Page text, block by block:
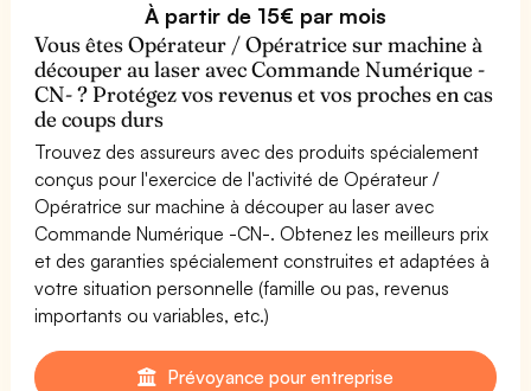
À partir de 15€ par mois
Vous êtes Opérateur / Opératrice sur machine à
découper au laser avec Commande Numérique -
CN- ? Protégez vos revenus et vos proches en cas
de coups durs
Trouvez des assureurs avec des produits spécialement
conçus pour l'exercice de l'activité de Opérateur /
Opératrice sur machine à découper au laser avec
Commande Numérique -CN-. Obtenez les meilleurs prix
et des garanties spécialement construites et adaptées à
votre situation personnelle (famille ou pas, revenus
importants ou variables, etc.)
Prévoyance pour entreprise